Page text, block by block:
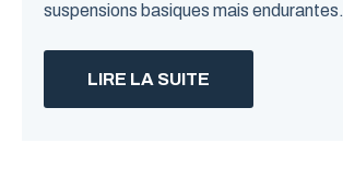
suspensions basiques mais endurantes.
LIRE LA SUITE